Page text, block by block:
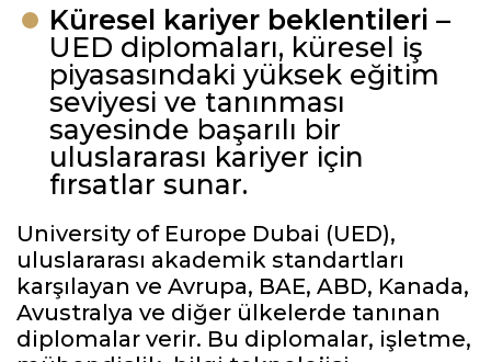
Küresel kariyer beklentileri –
UED diplomaları, küresel iş
piyasasındaki yüksek eğitim
seviyesi ve tanınması
sayesinde başarılı bir
uluslararası kariyer için
fırsatlar sunar.
University of Europe Dubai (UED),
uluslararası akademik standartları
karşılayan ve Avrupa, BAE, ABD, Kanada,
Avustralya ve diğer ülkelerde tanınan
diplomalar verir. Bu diplomalar, işletme,